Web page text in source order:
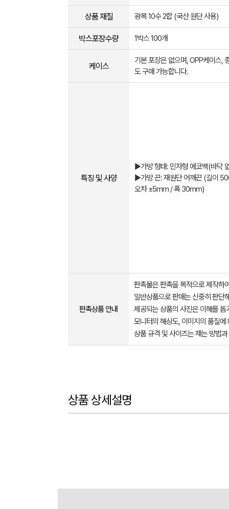
상품 재질 광목 10수 2합 (국산 원단 사용)
박스포장수량 1박스 100개
케이스
기본 포장은 없으며, OPP케이스,
도 구매 가능합니다.
특징 및 사양
▶가방 형태: 민자형 에코백(바닥
▶가방 끈: 재원단 어깨끈 (길이
오차 ±5mm / 폭 30mm)
판촉상품 안내
판촉물은 판촉을 목적으로 제작하
일반상품으로 판매는 신중히 판단
제공되는 상품의 사진은 이해를
모니터의 해상도, 이미지의 품질
상품 규격 및 사이즈는 재는 방법
상품 상세설명